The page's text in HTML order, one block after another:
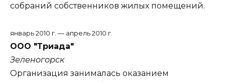
собраний собственников жилых помещений.
январь 2010 г. — апрель 2010 г.
ООО "Триада"
Зеленогорск
Организация занималась оказанием